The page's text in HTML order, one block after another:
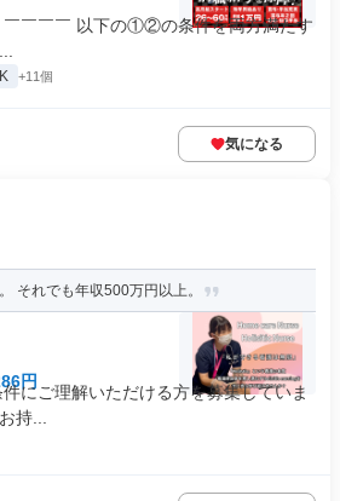
￣￣￣￣ 以下の①②の条件を両方満たす
+11個
気になる
それでも年収500万円以上。
円
にご理解いただける方を募集していま
持...